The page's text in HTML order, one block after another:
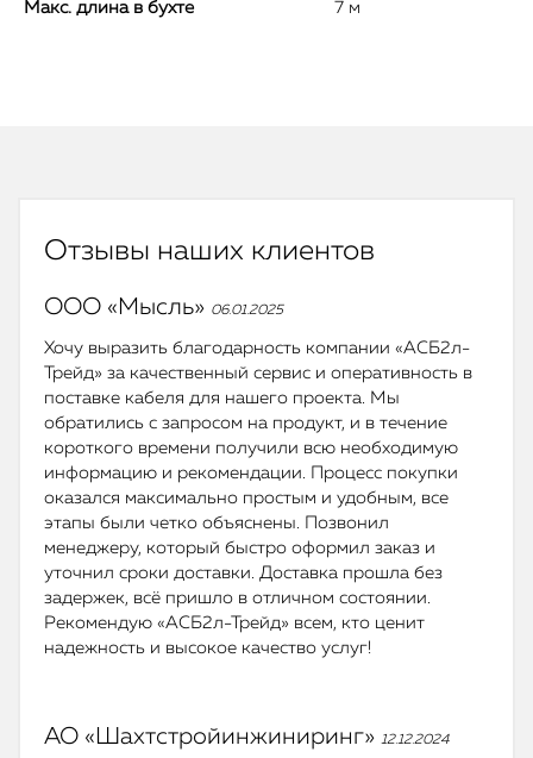
Макс. длина в бухте 7 м
Отзывы наших клиентов
ООО «Мысль» 06.01.2025
Хочу выразить благодарность компании «АСБ2л-
Трейд» за качественный сервис и оперативность в
поставке кабеля для нашего проекта. Мы
обратились с запросом на продукт, и в течение
короткого времени получили всю необходимую
информацию и рекомендации. Процесс покупки
оказался максимально простым и удобным, все
этапы были четко объяснены. Позвонил
менеджеру, который быстро оформил заказ и
уточнил сроки доставки. Доставка прошла без
задержек, всё пришло в отличном состоянии.
Рекомендую «АСБ2л-Трейд» всем, кто ценит
надежность и высокое качество услуг!
АО «Шахтстройинжиниринг» 12.12.2024